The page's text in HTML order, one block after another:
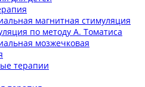
магнитная стимуляция
по методу А. Томатиса
мозжечковая
терапии